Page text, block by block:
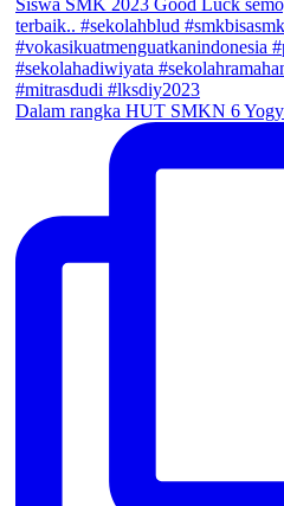
Dalam rangka HUT SMKN 6